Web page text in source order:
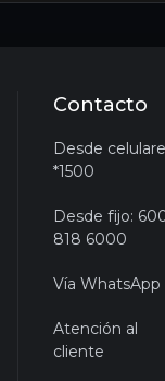
Contacto
Desde
*1500
Desde fijo:
818 6000
Vía WhatsApp
Atención al
cliente